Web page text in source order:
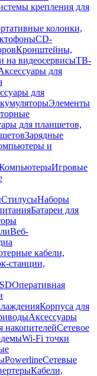
крепления для
колонки,
CD-
Кронштейны,
на видеосервисыТВ-
для
для
Элементы
для планшетов,
Зарядные
и
Игровые
СтилусыНаборы
Батареи для
Веб-
кабели,
станции,
Оперативная
Корпуса для
Аксессуары
накопителейСетевое
Wi-Fi точки
PowerlineСетевые
Кабели,